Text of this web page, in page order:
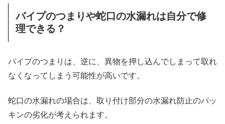
パイプのつまりや蛇口の水漏れは自分で修
理できる？
パイプのつまりは、逆に、異物を押し込んでしまって取れ
なくなってしまう可能性が高いです。
蛇口の水漏れの場合は、取り付け部分の水漏れ防止のパッ
キンの劣化が考えられます。